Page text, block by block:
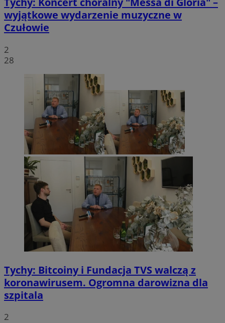
wyjątkowe wydarzenie muzyczne w
Czułowie
2
28
Tychy: Bitcoiny i Fundacja TVS walczą z
koronawirusem. Ogromna darowizna dla
szpitala
2